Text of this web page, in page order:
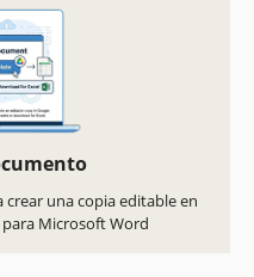
crear una copia editable en
para Microsoft Word